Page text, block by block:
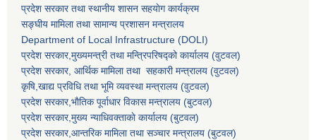
प्रदेश सरकार तथा स्थानीय शासन सहयाेग कार्यक्रम
सङ्‍घीय मामिला तथा सामान्य प्रशासन मन्त्रालय
Department of Local Infrastructure (DOLI)
प्रदेश सरकार,मुख्यमन्त्री तथा मन्त्रिपरिषद्को कार्यालय (वुटवल)
प्रदेश सरकार, आर्थिक मामिला तथा सहकारी मन्त्रालय (वुटवल)
कृषि,खाद्य प्रविधि तथा भूमि व्यवस्था मन्त्रालय (वुटवल)
प्रदेश सरकार,भाैतिक पूर्वाधार विकास मन्त्रालय (बुटवल)
प्रदेश सरकार,मुख्य न्याधिवक्ताकाे कार्यालय (बुटवल)
प्रदेश सरकार,आन्तरिक मामिला तथा सञ्चार मन्त्रालय (बुटवल)